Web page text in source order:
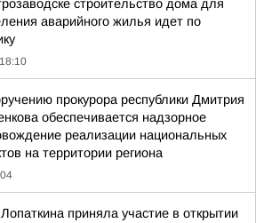
строительство дома для
аварийного жилья идет по
18:10
прокурора республики Дмитрия
обеспечивается надзорное
реализации национальных
на территории региона
приняла участие в открытии